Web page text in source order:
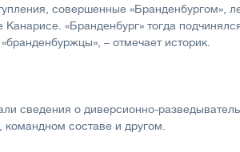
совершенные «Бранденбургом»,
«Бранденбург» тогда
– отмечает историк.
сведения о диверсионно-
командном составе и другом.